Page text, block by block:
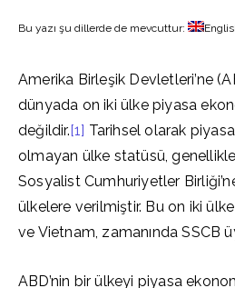
Bu yazı şu dillerde de mevcuttur:
Amerika Birleşik Devletleri’ne
dünyada on iki ülke piyasa
değildir.[1] Tarihsel olarak
olmayan ülke statüsü,
Sosyalist Cumhuriyetler
ülkelere verilmiştir. Bu on iki
ve Vietnam, zamanında SSCB
ABD’nin bir ülkeyi piyasa